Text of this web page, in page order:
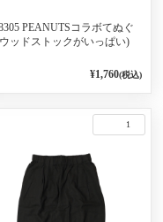
PEANUTSコラボてぬぐ
ッドストックがいっぱい)
¥1,760(税込)
1